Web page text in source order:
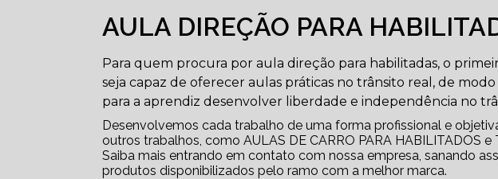
AULA DIREÇÃO PARA
Para quem procura por aula direção para habilitadas, o
seja capaz de oferecer aulas práticas no trânsito real, de
para a aprendiz desenvolver liberdade e independência no
Desenvolvemos cada trabalho de uma forma profissional e
outros trabalhos, como AULAS DE CARRO PARA HABILITADOS e
Saiba mais entrando em contato com nossa empresa, sanando
produtos disponibilizados pelo ramo com a melhor marca.